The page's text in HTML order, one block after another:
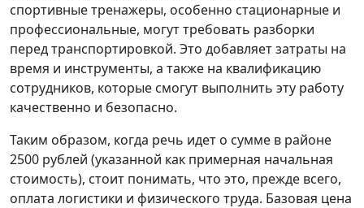
спортивные тренажеры, особенно стационарные и
профессиональные, могут требовать разборки
перед транспортировкой. Это добавляет затраты на
время и инструменты, а также на квалификацию
сотрудников, которые смогут выполнить эту работу
качественно и безопасно.
Таким образом, когда речь идет о сумме в районе
2500 рублей (указанной как примерная начальная
стоимость), стоит понимать, что это, прежде всего,
оплата логистики и физического труда. Базовая цена